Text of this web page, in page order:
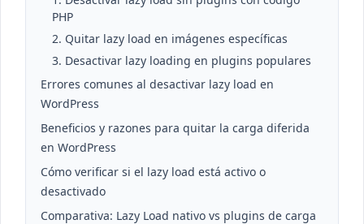
PHP
2. Quitar lazy load en imágenes específicas
3. Desactivar lazy loading en plugins populares
Errores comunes al desactivar lazy load en
WordPress
Beneficios y razones para quitar la carga diferida
en WordPress
Cómo verificar si el lazy load está activo o
desactivado
Comparativa: Lazy Load nativo vs plugins de carga